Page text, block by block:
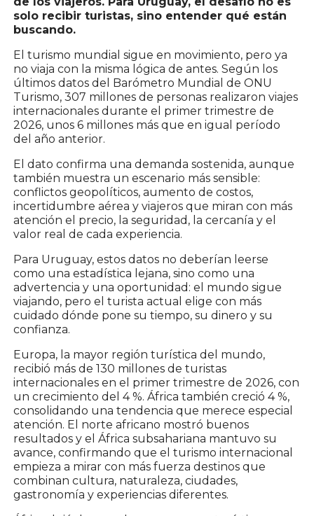
solo recibir turistas, sino entender qué están
buscando.
El turismo mundial sigue en movimiento, pero ya
no viaja con la misma lógica de antes. Según los
últimos datos del Barómetro Mundial de ONU
Turismo, 307 millones de personas realizaron viajes
internacionales durante el primer trimestre de
2026, unos 6 millones más que en igual período
del año anterior.
El dato confirma una demanda sostenida, aunque
también muestra un escenario más sensible:
conflictos geopolíticos, aumento de costos,
incertidumbre aérea y viajeros que miran con más
atención el precio, la seguridad, la cercanía y el
valor real de cada experiencia.
Para Uruguay, estos datos no deberían leerse
como una estadística lejana, sino como una
advertencia y una oportunidad: el mundo sigue
viajando, pero el turista actual elige con más
cuidado dónde pone su tiempo, su dinero y su
confianza.
Europa, la mayor región turística del mundo,
recibió más de 130 millones de turistas
internacionales en el primer trimestre de 2026, con
un crecimiento del 4 %. África también creció 4 %,
consolidando una tendencia que merece especial
atención. El norte africano mostró buenos
resultados y el África subsahariana mantuvo su
avance, confirmando que el turismo internacional
empieza a mirar con más fuerza destinos que
combinan cultura, naturaleza, ciudades,
gastronomía y experiencias diferentes.